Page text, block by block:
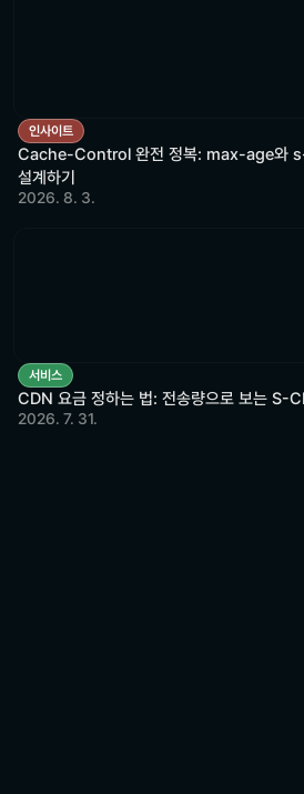
인사이트
Cache-Control 완전 정복: max-age와
설계하기
2026. 8. 3.
서비스
CDN 요금 정하는 법: 전송량으로 보는 S-
2026. 7. 31.